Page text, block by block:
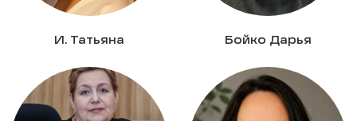
И. Татьяна Бойко Дарья